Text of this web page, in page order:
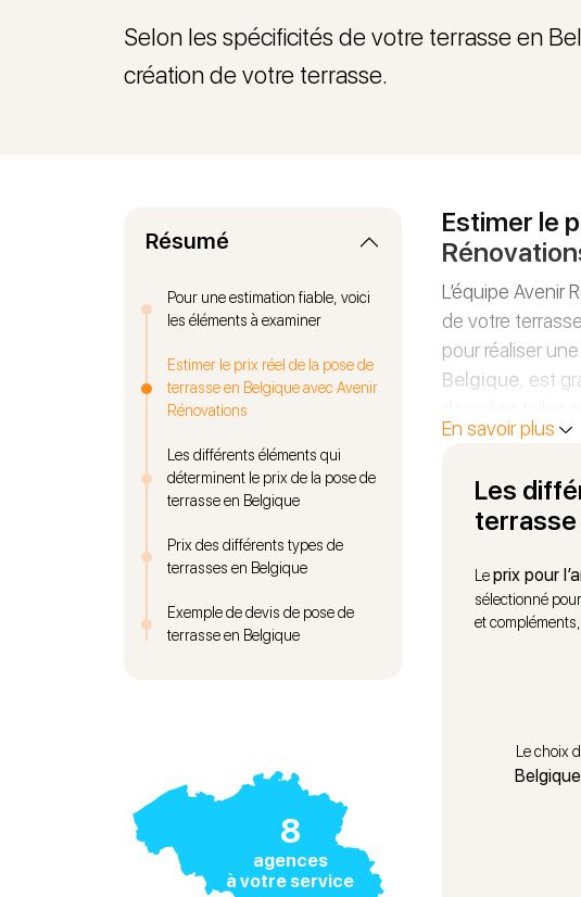
Selon les spécificités de votre terrasse en
création de votre terrasse.
Résumé
Pour une estimation fiable, voici
les éléments à examiner
Estimer le prix réel de la pose de
terrasse en Belgique avec Avenir
Rénovations
Les différents éléments qui
déterminent le prix de la pose de
terrasse en Belgique
Prix des différents types de
terrasses en Belgique
Exemple de devis de pose de
terrasse en Belgique
8
agences
à votre service
Estimer le
L’équipe Avenir
de votre
pour réaliser
Belgique, est
matériau
Vous pouvez
Belgiquepour
accessoires
futurs travaux
nécessaire à la
N’attendez
confiez-nous
En savoir plus
Les
terrasse
Leprix pour
sélectionné
et
Le choix
Belgique